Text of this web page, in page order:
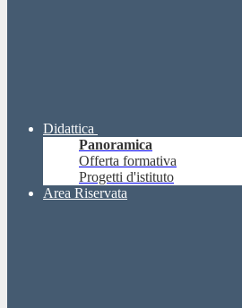
Didattica
Panoramica
Offerta formativa
Progetti d'istituto
Area Riservata